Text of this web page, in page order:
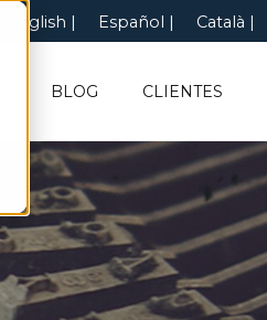
Español
English Català
BLOG CLIENTES